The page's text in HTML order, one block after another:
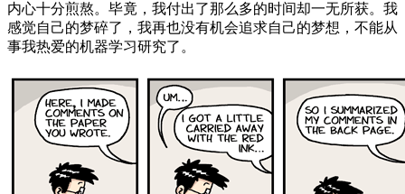
内心十分煎熬。毕竟，我付出了那么多的时间却一无所获。我
感觉自己的梦碎了，我再也没有机会追求自己的梦想，不能从
事我热爱的机器学习研究了。